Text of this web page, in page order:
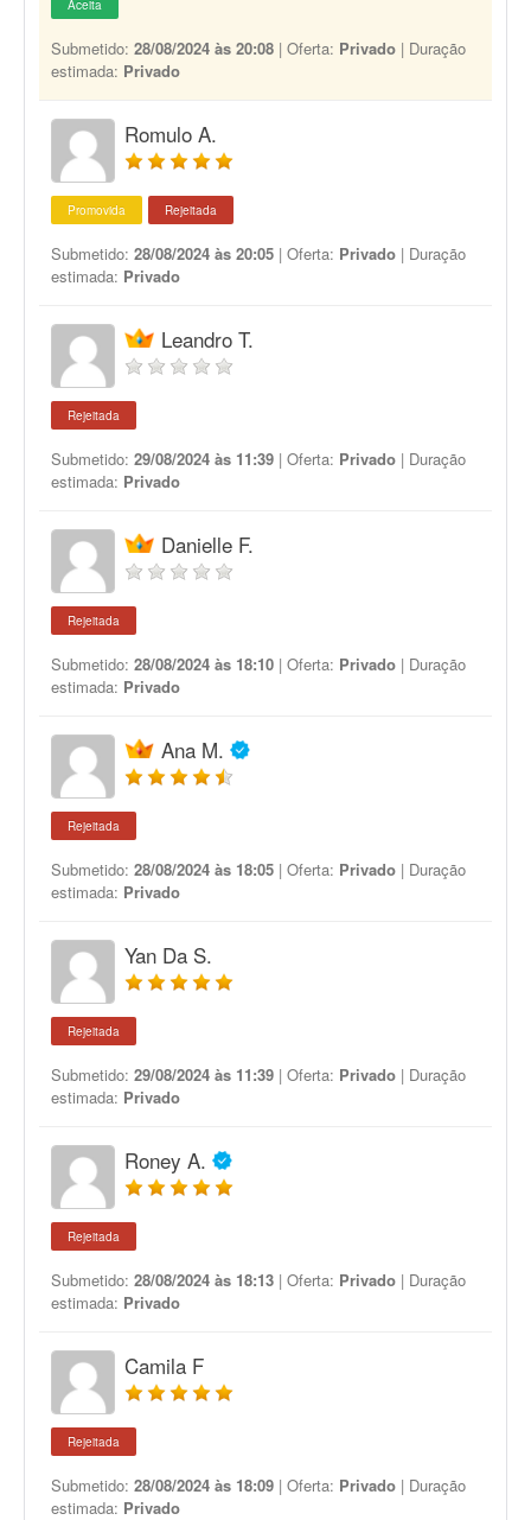
Aceita
Submetido: 28/08/2024 às 20:08 | Oferta: Privado | Duração
estimada: Privado
Romulo A.
Promovida Rejeitada
Submetido: 28/08/2024 às 20:05 | Oferta: Privado | Duração
estimada: Privado
Leandro T.
Rejeitada
Submetido: 29/08/2024 às 11:39 | Oferta: Privado | Duração
estimada: Privado
Danielle F.
Rejeitada
Submetido: 28/08/2024 às 18:10 | Oferta: Privado | Duração
estimada: Privado
Ana M.
Rejeitada
Submetido: 28/08/2024 às 18:05 | Oferta: Privado | Duração
estimada: Privado
Yan Da S.
Rejeitada
Submetido: 29/08/2024 às 11:39 | Oferta: Privado | Duração
estimada: Privado
Roney A.
Rejeitada
Submetido: 28/08/2024 às 18:13 | Oferta: Privado | Duração
estimada: Privado
Camila F
Rejeitada
Submetido: 28/08/2024 às 18:09 | Oferta: Privado | Duração
estimada: Privado